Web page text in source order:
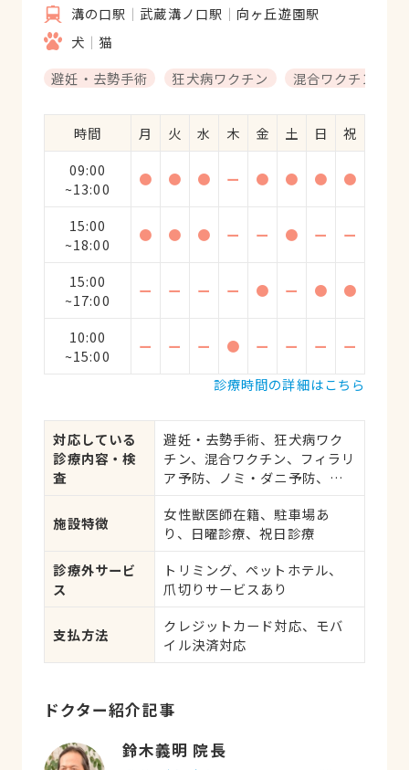
溝の口駅 武蔵溝ノ口駅
向ヶ丘遊園駅
犬
猫
避妊・去勢手術
狂犬病ワクチン 混合ワクチン
時間 月 火 水 木 金 土 日
祝
09:00
~13:00
● ● ● ー ● ● ● ●
15:00
~18:00
● ● ● ー ー ● ー ー
15:00
~17:00
ー ー ー ー ● ー ● ●
10:00
~15:00
ー ー ー ● ー ー ー
ー
診療時間の詳細はこちら
対応している
診療内容・検
査
避妊・去勢手術、狂犬病ワク
チン、混合ワクチン、フィラリ
ア予防、ノミ・ダニ予防、マ
断、各種検査、外科手術
施設特徴
女性獣医師在籍、駐車場あ
り、日曜診療、祝日診療
診療外サービ
ス
トリミング、ペットホテル、
爪切りサービスあり
支払方法
クレジットカード対応、モバ
イル決済対応
ドクター紹介記事
鈴木義明 院長